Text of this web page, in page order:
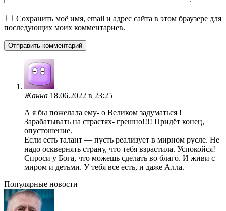
Сохранить моё имя, email и адрес сайта в этом браузере для
последующих моих комментариев.
Жанна 18.06.2022 в 23:25
А я бы пожелала ему- о Великом задуматься !
Зарабатывать на страстях- грешно!!!! Придёт конец,
опустошение.
Если есть талант — пусть реализует в мирном русле. Не
надо осквернять страну, что тебя взрастила. Успокойся!
Спроси у Бога, что можешь сделать во благо. И живи с
миром и детьми. У тебя все есть, и даже Алла.
Популярные новости